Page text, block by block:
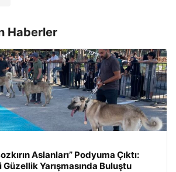
Haberler
Aslanları” Podyuma Çıktı:
Yarışmasında Buluştu